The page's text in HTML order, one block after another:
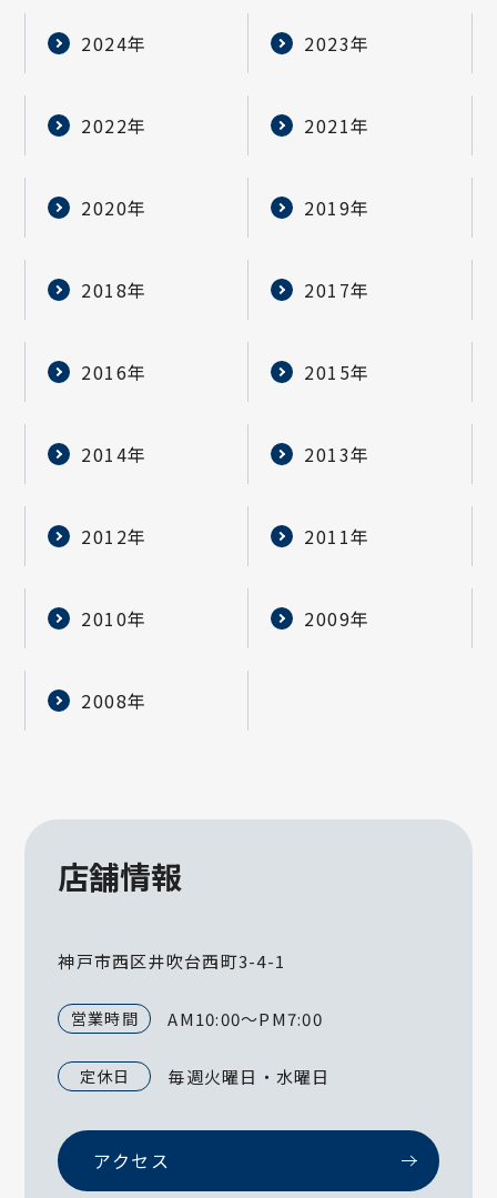
2024年 2023年
2022年 2021年
2020年 2019年
2018年 2017年
2016年 2015年
2014年 2013年
2012年 2011年
2010年 2009年
2008年
店舗情報
神戸市西区井吹台西町3-4-1
営業時間 AM10:00～PM7:00
定休日 毎週火曜日・水曜日
アクセス